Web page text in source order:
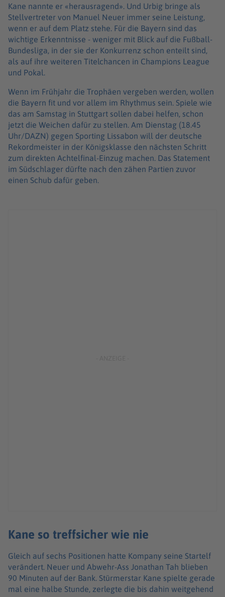
Kane nannte er «herausragend». Und Urbig bringe als
Stellvertreter von Manuel Neuer immer seine Leistung,
wenn er auf dem Platz stehe. Für die Bayern sind das
wichtige Erkenntnisse - weniger mit Blick auf die Fußball-
Bundesliga, in der sie der Konkurrenz schon enteilt sind,
als auf ihre weiteren Titelchancen in Champions League
und Pokal.
Wenn im Frühjahr die Trophäen vergeben werden, wollen
die Bayern fit und vor allem im Rhythmus sein. Spiele wie
das am Samstag in Stuttgart sollen dabei helfen, schon
jetzt die Weichen dafür zu stellen. Am Dienstag (18.45
Uhr/DAZN) gegen Sporting Lissabon will der deutsche
Rekordmeister in der Königsklasse den nächsten Schritt
zum direkten Achtelfinal-Einzug machen. Das Statement
im Südschlager dürfte nach den zähen Partien zuvor
einen Schub dafür geben.
Kane so treffsicher wie nie
Gleich auf sechs Positionen hatte Kompany seine Startelf
verändert. Neuer und Abwehr-Ass Jonathan Tah blieben
90 Minuten auf der Bank. Stürmerstar Kane spielte gerade
mal eine halbe Stunde, zerlegte die bis dahin weitgehend